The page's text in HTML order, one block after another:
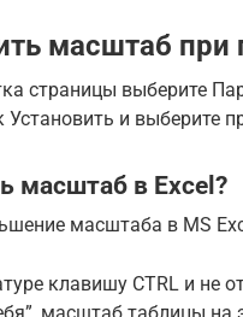
масштаб при
страницы выберите
и выберите
масштаб в Excel?
масштаба в MS
клавишу CTRL и не